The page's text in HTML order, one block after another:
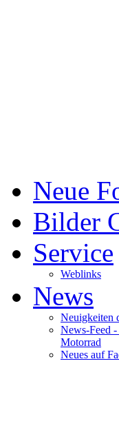
Neue
Bilder
Service
Weblinks
News
Neuigkeiten
News-Feed
Motorrad
Neues auf